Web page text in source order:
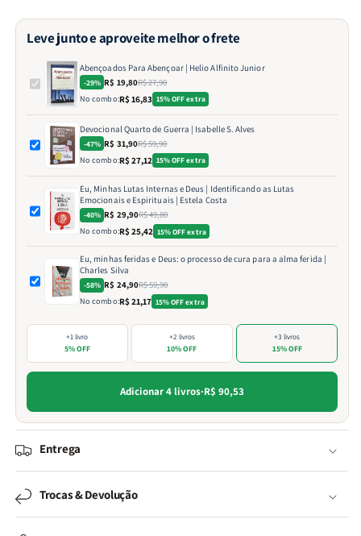
Leve junto e aproveite melhor o frete
Abençoados Para Abençoar | Helio Alfinito Junior
-29% R$ 19,80R$ 27,90
No combo:R$ 16,83 15% OFF extra
Devocional Quarto de Guerra | Isabelle S. Alves
-47% R$ 31,90R$ 59,90
No combo:R$ 27,12 15% OFF extra
Eu, Minhas Lutas Internas e Deus | Identificando as Lutas
Emocionais e Espirituais | Estela Costa
-40% R$ 29,90R$ 49,80
No combo:R$ 25,42 15% OFF extra
Eu, minhas feridas e Deus: o processo de cura para a alma ferida |
Charles Silva
-58% R$ 24,90R$ 59,90
No combo:R$ 21,17 15% OFF extra
+1 livro
5% OFF
+2 livros
10% OFF
+3 livros
15% OFF
Adicionar 4 livros·R$ 90,53
Entrega
Trocas & Devolução